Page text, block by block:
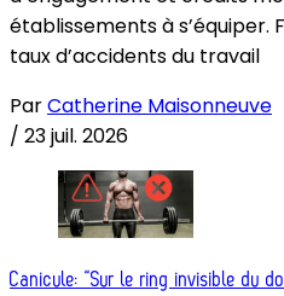
établissements à s’équiper.
taux d’accidents du travail
ParCatherine Maisonneuve
/ 23 juil. 2026
Canicule: “Sur le ring invisible du